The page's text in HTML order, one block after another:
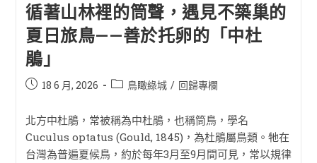
循著山林裡的筒聲，遇見不築巢的
夏日旅鳥——善於托卵的「中杜
鵑」
18 6 月, 2026 鳥瞰綠城 / 回歸專欄
北方中杜鵑，常被稱為中杜鵑，也稱筒鳥，學名
Cuculus optatus (Gould, 1845)，為杜鵑屬鳥類。牠在
台灣為普遍夏候鳥，約於每年3月至9月間可見，常以規律